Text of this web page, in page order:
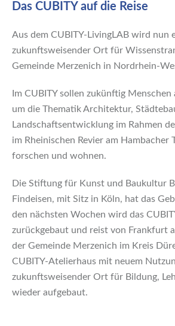
Das CUBITY auf die Reise
Aus dem CUBITY-LivingLAB wird nun
zukunftsweisender Ort für
Gemeinde Merzenich in Nordrhein-
Im CUBITY sollen zukünftig
um die Thematik Architektur,
Landschaftsentwicklung im Rahmen
im Rheinischen Revier am Hambacher
forschen und wohnen.
Die Stiftung für Kunst und Baukultur
Findeisen, mit Sitz in Köln, hat das
den nächsten Wochen wird das
zurückgebaut und reist von Frankfurt
der Gemeinde Merzenich im Kreis
CUBITY-Atelierhaus mit neuem
zukunftsweisender Ort für Bildung,
wieder aufgebaut.